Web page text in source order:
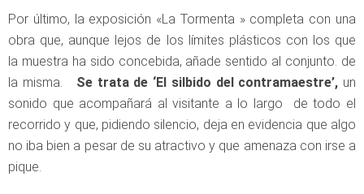
Por último, la exposición «La Tormenta » completa con una
obra que, aunque lejos de los límites plásticos con los que
la muestra ha sido concebida, añade sentido al conjunto. de
la misma. Se trata de ‘El silbido del contramaestre’, un
sonido que acompañará al visitante a lo largo de todo el
recorrido y que, pidiendo silencio, deja en evidencia que algo
no iba bien a pesar de su atractivo y que amenaza con irse a
pique.